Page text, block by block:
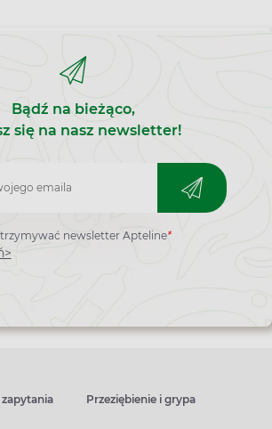
Bądź na bieżąco,
się na nasz newsletter!
newsletter Apteline*
Przeziębienie i grypa